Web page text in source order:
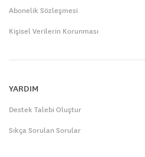
Abonelik Sözleşmesi
Kişisel Verilerin Korunması
YARDIM
Destek Talebi Oluştur
Sıkça Sorulan Sorular